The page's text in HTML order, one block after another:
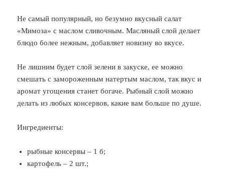
Не самый популярный, но безумно вкусный салат
«Мимоза» с маслом сливочным. Масляный слой делает
блюдо более нежным, добавляет новизну во вкусе.
Не лишним будет слой зелени в закуске, ее можно
смешать с замороженным натертым маслом, так вкус и
аромат угощения станет богаче. Рыбный слой можно
делать из любых консервов, какие вам больше по душе.
Ингредиенты:
рыбные консервы – 1 б;
картофель – 2 шт.;